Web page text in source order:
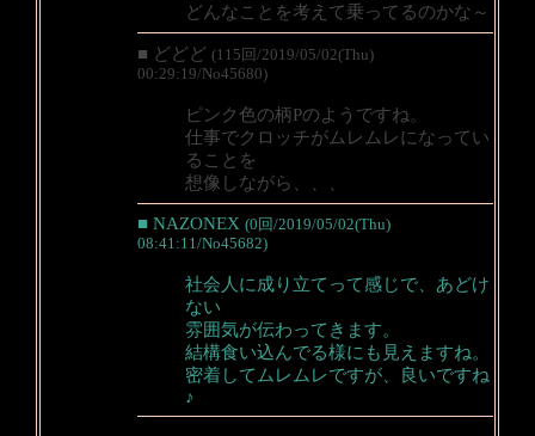
どんなことを考えて乗ってるのかな～
■ どどど (115回/2019/05/02(Thu)
00:29:19/No45680)
ピンク色の柄Pのようですね。
仕事でクロッチがムレムレになってい
ることを
想像しながら、、、
■ NAZONEX (0回/2019/05/02(Thu)
08:41:11/No45682)
社会人に成り立てって感じで、あどけ
ない
雰囲気が伝わってきます。
結構食い込んでる様にも見えますね。
密着してムレムレですが、良いですね
♪